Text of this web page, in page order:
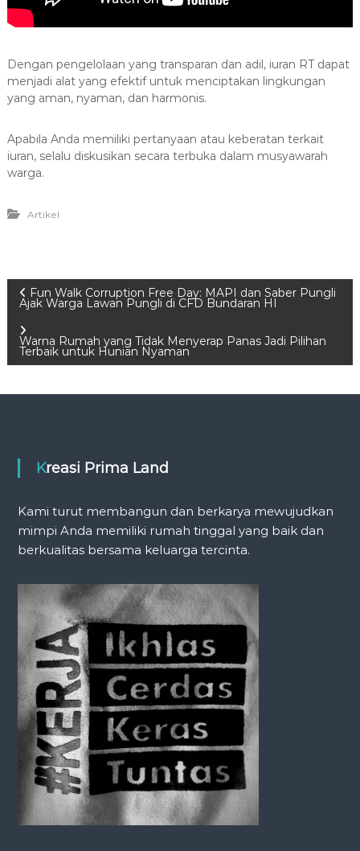
Dengan pengelolaan yang transparan dan adil, iuran RT dapat
menjadi alat yang efektif untuk menciptakan lingkungan
yang aman, nyaman, dan harmonis.
Apabila Anda memiliki pertanyaan atau keberatan terkait
iuran, selalu diskusikan secara terbuka dalam musyawarah
warga.
Artikel
P
o
s
a
v
g
o
Fun Walk Corruption Free Day: MAPI dan Saber Pungli
Ajak Warga Lawan Pungli di CFD Bundaran HI
Warna Rumah yang Tidak Menyerap Panas Jadi Pilihan
Terbaik untuk Hunian Nyaman
Kreasi Prima Land
Kami turut membangun dan berkarya mewujudkan
mimpi Anda memiliki rumah tinggal yang baik dan
berkualitas bersama keluarga tercinta.